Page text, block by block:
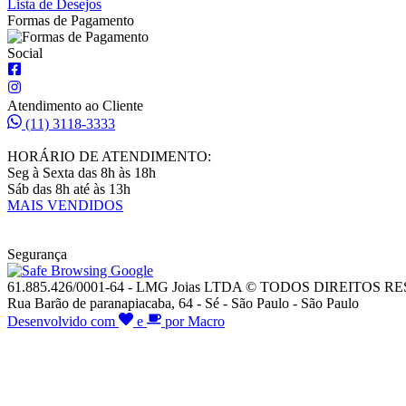
Lista de Desejos
Formas de Pagamento
Social
Atendimento ao Cliente
(11) 3118-3333
HORÁRIO DE ATENDIMENTO:
Seg à Sexta das 8h às 18h
Sáb das 8h até às 13h
MAIS VENDIDOS
Segurança
61.885.426/0001-64 - LMG Joias LTDA © TODOS DIREITOS
Rua Barão de paranapiacaba, 64 - Sé - São Paulo - São Paulo
Desenvolvido com
e por Macro